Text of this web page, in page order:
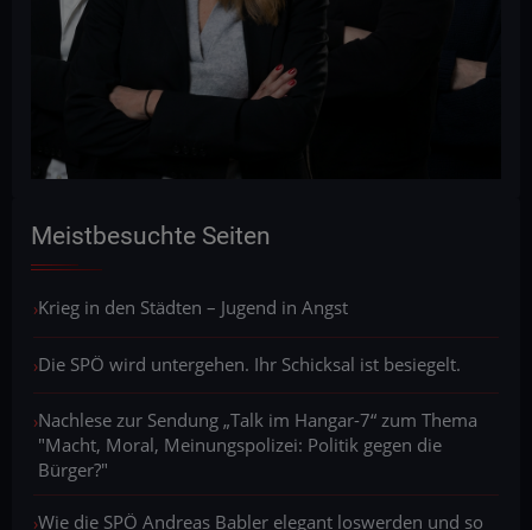
Meistbesuchte Seiten
Krieg in den Städten – Jugend in Angst
Die SPÖ wird untergehen. Ihr Schicksal ist besiegelt.
Nachlese zur Sendung „Talk im Hangar-7“ zum Thema
"Macht, Moral, Meinungspolizei: Politik gegen die
Bürger?"
Wie die SPÖ Andreas Babler elegant loswerden und so